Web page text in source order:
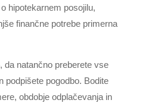
hipotekarnem posojilu,
finančne potrebe primerna
da natančno preberete vse
podpišete pogodbo. Bodite
obdobje odplačevanja in